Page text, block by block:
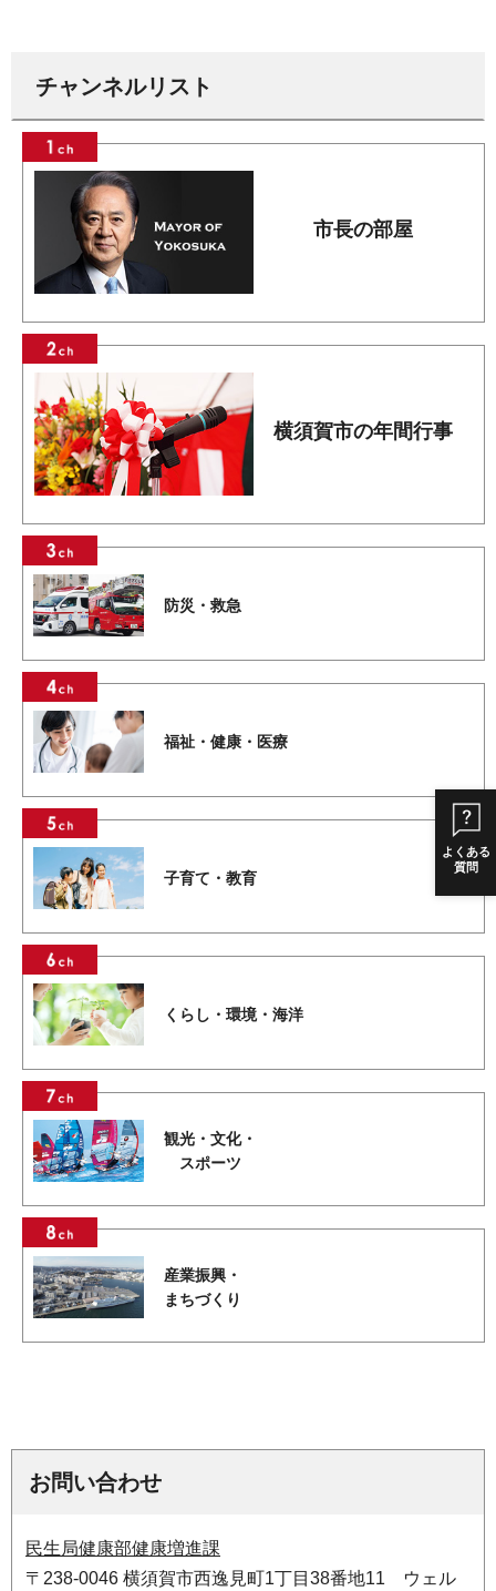
よくある
質問
チャンネルリスト
市長の部屋
横須賀市の年間行事
防災・救急
福祉・健康・医療
子育て・教育
くらし・環境・海洋
観光・文化・
スポーツ
産業振興・
まちづくり
お問い合わせ
民生局健康部健康増進課
〒238-0046 横須賀市西逸見町1丁目38番地11 ウェル